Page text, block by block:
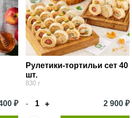
₽
Рулетики-тортильи сет 40
шт.
830 г
- + 2 900 ₽